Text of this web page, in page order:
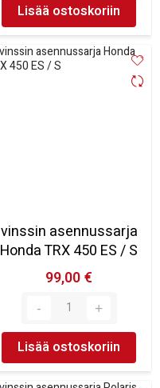
Lisää ostoskoriin
vinssin asennussarja
Honda TRX 450 ES / S
99,00 €
Lisää ostoskoriin